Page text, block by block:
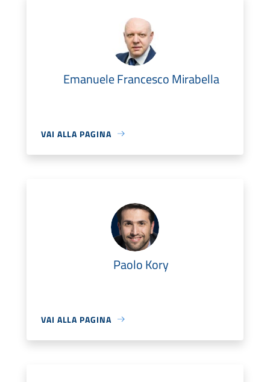
Emanuele Francesco Mirabella
VAI ALLA PAGINA
Paolo Kory
VAI ALLA PAGINA